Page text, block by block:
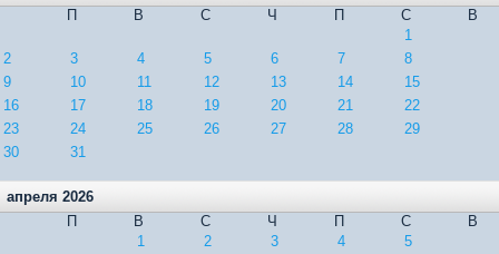
П
В С Ч П С
В
1
2
3 4 5 6 7
8
9
10 11 12 13 14
15
16
17 18 19 20 21
22
23
24 25 26 27 28
29
30
31
апреля 2026
П
В С Ч П С
В
1
2 3 4 5